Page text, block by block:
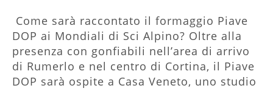
Come sarà raccontato il formaggio Piave
DOP ai Mondiali di Sci Alpino? Oltre alla
presenza con gonfiabili nell’area di arrivo
di Rumerlo e nel centro di Cortina, il Piave
DOP sarà ospite a Casa Veneto, uno studio